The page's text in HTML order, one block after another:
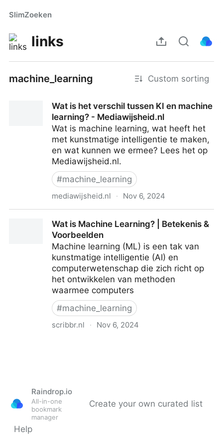
SlimZoeken
links
machine_learning Custom sorting
Wat is het verschil tussen KI en machine
learning? - Mediawijsheid.nl
Wat is machine learning, wat heeft het
met kunstmatige intelligentie te maken,
en wat kunnen we ermee? Lees het op
Mediawijsheid.nl.
#machine_learning
mediawijsheid.nl · Nov 6, 2024
Mediawijsheid.nlWat is Machine Learning? | Betekenis &
Voorbeelden
Machine learning (ML) is een tak van
kunstmatige intelligentie (AI) en
computerwetenschap die zich richt op
het ontwikkelen van methoden
waarmee computers
#machine_learning
scribbr.nl · Nov 6, 2024
Raindrop.io
All-in-one
bookmark
manager
Create your own curated list
Help